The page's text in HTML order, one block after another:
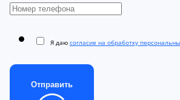
Я даю согласие на обработку
Отправить